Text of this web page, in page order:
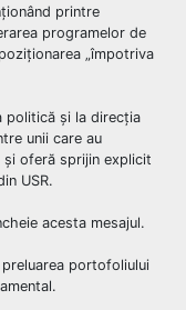
printre
programelor de
„împotriva
politică și la direcția
unii care au
și oferă sprijin explicit
USR.
acesta mesajul.
portofoliului